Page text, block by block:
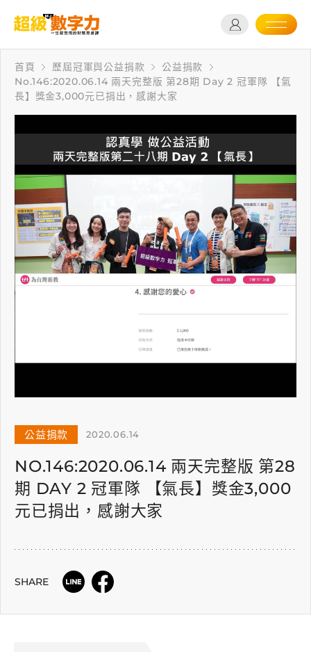
首頁 歷屆冠軍與公益捐款
公益捐款
No.146:2020.06.14 兩天完整版 第28期 Day 2 冠軍隊 【氣
長】獎金3,000元已捐出，感謝大家
公益捐款 2020.06.14
NO.146:2020.06.14 兩天完整版 第28
期 DAY 2 冠軍隊 【氣長】獎金3,000
元已捐出，感謝大家
SHARE